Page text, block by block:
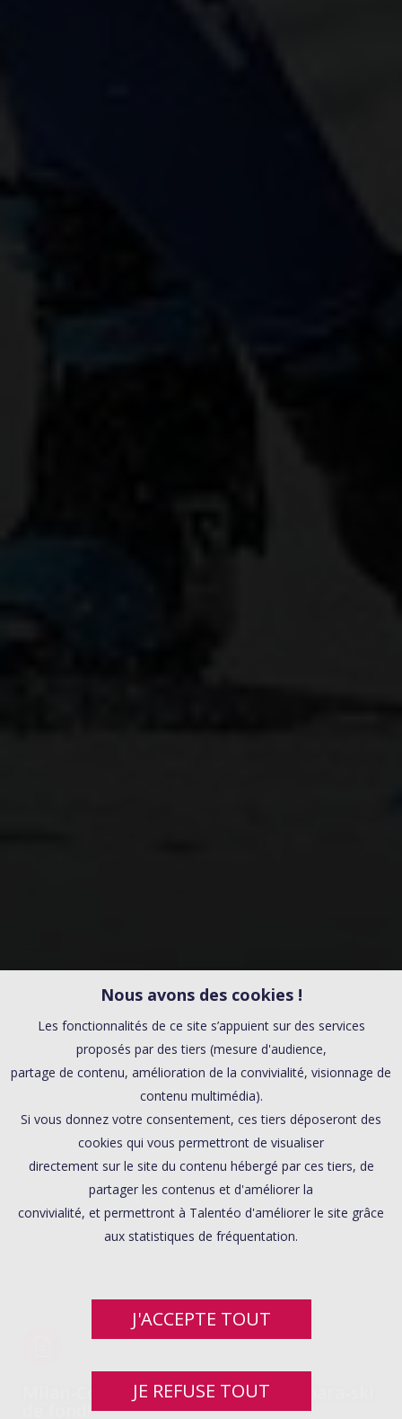
Milan-Cortina 2026 : découvrez le para-ski
Nous avons des cookies !
Les fonctionnalités de ce site s’appuient sur des services
proposés par des tiers (mesure d'audience,
partage de contenu, amélioration de la convivialité, visionnage de
contenu multimédia).
Si vous donnez votre consentement, ces tiers déposeront des
cookies qui vous permettront de visualiser
directement sur le site du contenu hébergé par ces tiers, de
partager les contenus et d'améliorer la
convivialité, et permettront à Talentéo d'améliorer le site grâce
aux statistiques de fréquentation.
J'ACCEPTE TOUT
JE REFUSE TOUT